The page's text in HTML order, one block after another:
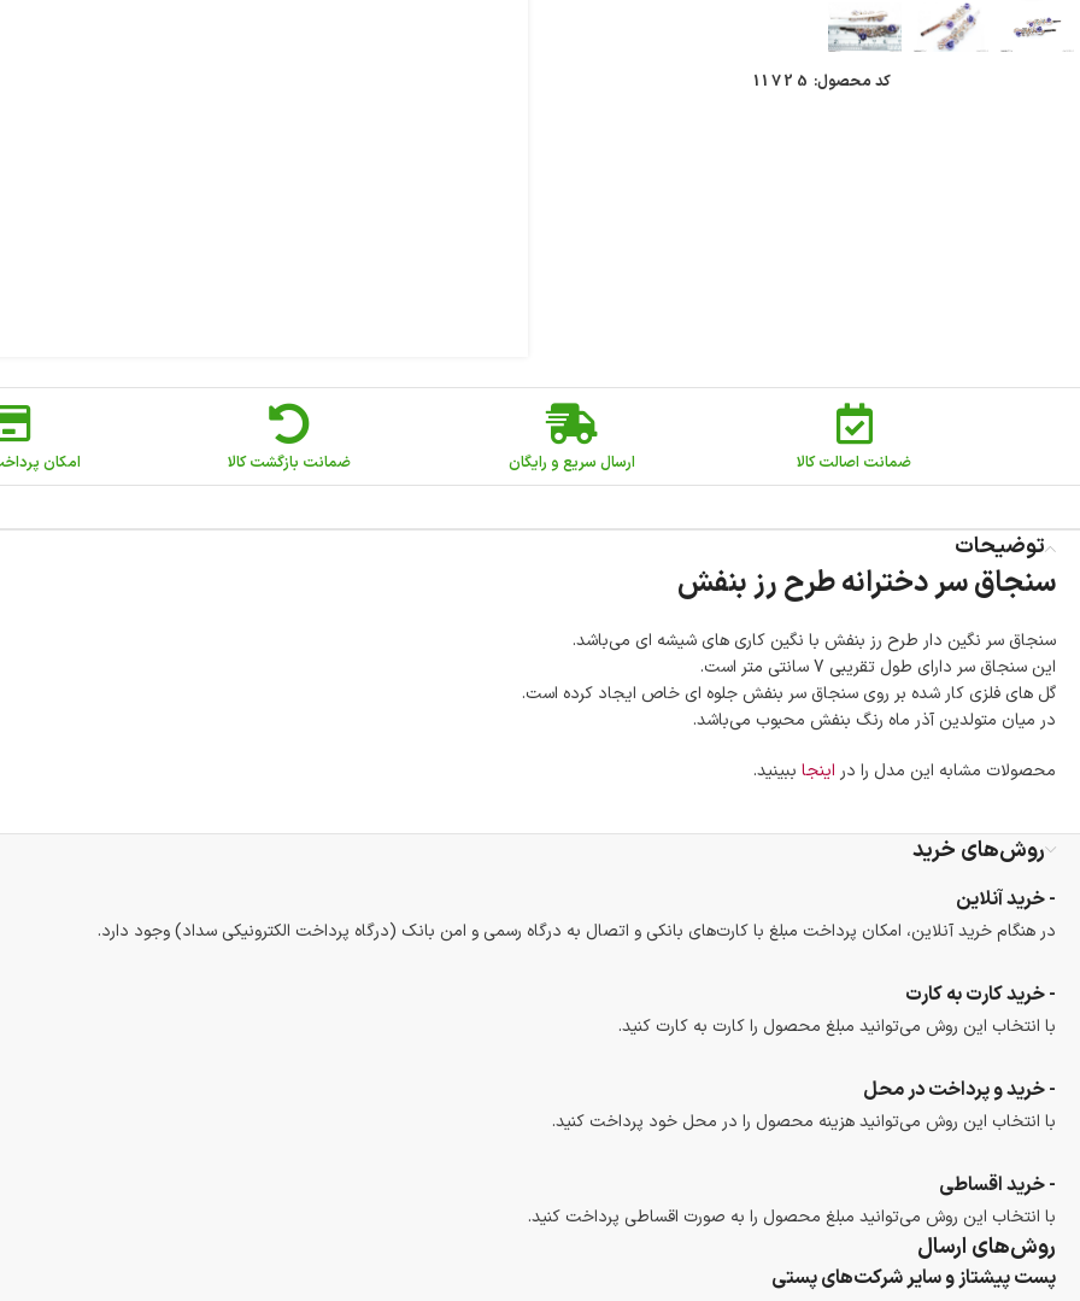
کد محصول: 11725
ضمانت اصالت کالا ارسال سریع و رایگان ضمانت بازگشت کالا امکان
توضیحات
سنجاق سر دخترانه طرح رز بنفش
سنجاق سر نگین دار طرح رز بنفش با نگین کاری های شیشه ای می‌باشد.
این سنجاق سر دارای طول تقریبی 7 سانتی متر است.
گل های فلزی کار شده بر روی سنجاق سر بنفش جلوه ای خاص ایجاد کرده است.
در میان متولدین آذر ماه رنگ بنفش محبوب می‌باشد.
محصولات مشابه این مدل را در اینجا ببینید.
روش‌های خرید
- خرید آنلاین
در هنگام خرید آنلاین، امکان پرداخت مبلغ با کارت‌های بانکی و اتصال به درگاه رسمی و امن بانک (درگاه پرداخت الکترونیکی سداد) وجود دارد.
- خرید کارت به کارت
با انتخاب این روش می‌توانید مبلغ محصول را کارت به کارت کنید.
- خرید و پرداخت در محل
با انتخاب این روش می‌توانید هزینه محصول را در محل خود پرداخت کنید.
- خرید اقساطی
با انتخاب این روش می‌توانید مبلغ محصول را به صورت اقساطی پرداخت کنید.
روش‌های ارسال
پست پیشتاز و سایر شرکت‌های پستی